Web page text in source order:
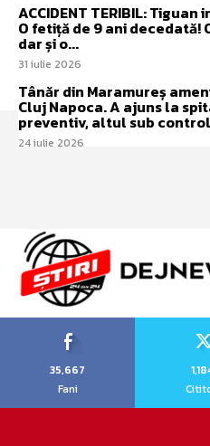
ACCIDENT TERIBIL:
O fetiță de 9 ani decedată!
dar și o...
31 iulie 2026
Tânăr din Maramureș
Cluj Napoca. A ajuns la
preventiv, altul sub
24 iulie 2026
35,667
Fani